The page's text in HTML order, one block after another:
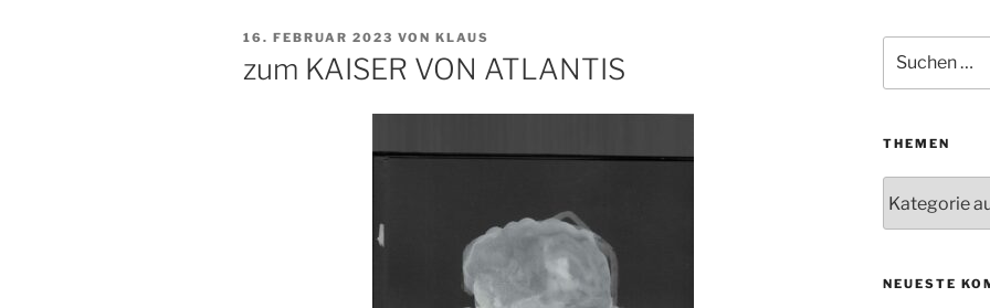
VERÖFFENTLICHT
16. FEBRUAR 2023 VON KLAUS
zum KAISER VON ATLANTIS
nach:
THEMEN
NEUESTE